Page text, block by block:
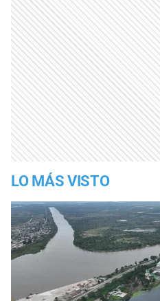
LO MÁS VISTO